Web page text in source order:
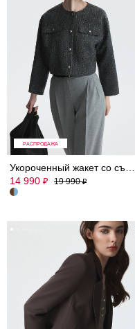
РАСПРОДАЖА
14 990 ₽ 19 990₽